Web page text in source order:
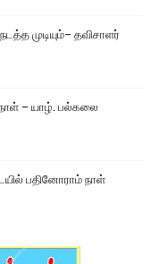
முடியும்– தவிசாளர்
நாள் – யாழ். பல்கலை
பதினோராம் நாள்